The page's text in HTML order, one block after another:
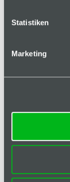
Statistiken
Marketing